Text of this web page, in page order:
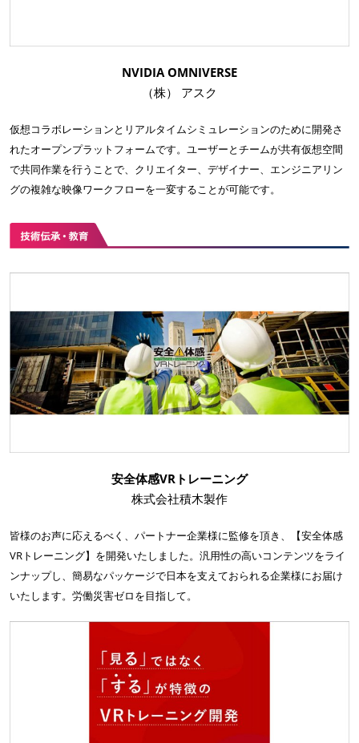
NVIDIA OMNIVERSE
（株） アスク
仮想コラボレーションとリアルタイムシミュレーションのために開発さ
れたオープンプラットフォームです。ユーザーとチームが共有仮想空間
で共同作業を行うことで、クリエイター、デザイナー、エンジニアリン
グの複雑な映像ワークフローを一変することが可能です。
安全体感VRトレーニング
株式会社積木製作
皆様のお声に応えるべく、パートナー企業様に監修を頂き、【安全体感
VRトレーニング】を開発いたしました。汎用性の高いコンテンツをライ
ンナップし、簡易なパッケージで日本を支えておられる企業様にお届け
いたします。労働災害ゼロを目指して。